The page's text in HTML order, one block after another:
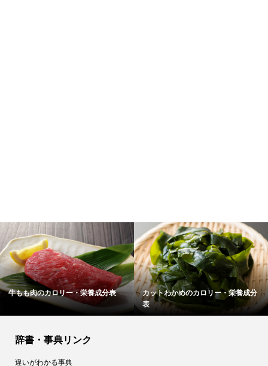
牛もも肉のカロリー・栄養成分表
カットわかめのカロリー・栄養成分
表
辞書・事典リンク
違いがわかる事典